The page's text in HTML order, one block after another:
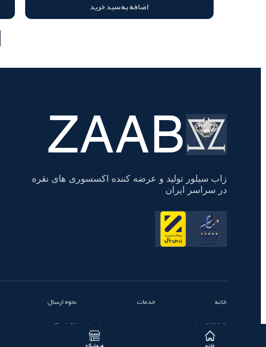
اضافه به سبد خرید
تسویه
حساب ZAAB
زاب سیلور تولید و عرضه کننده اکسسوری های نقره
در سراسر ایران
خانه خدمات نحوه ارسال
© 2026 تمامی حقوق محفوظ است - زاب سیلور | ZaabSilver